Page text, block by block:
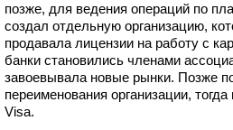
позже, для ведения операций по
создал отдельную организацию,
продавала лицензии на работу с
банки становились членами
завоевывала новые рынки. Позже
переименования организации,
Visa.